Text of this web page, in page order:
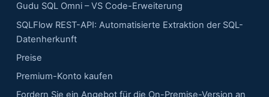
Gudu SQL Omni – VS Code-Erweiterung
SQLFlow REST-API: Automatisierte Extraktion der SQL-
Datenherkunft
Preise
Premium-Konto kaufen
Fordern Sie ein Angebot für die On-Premise-Version an